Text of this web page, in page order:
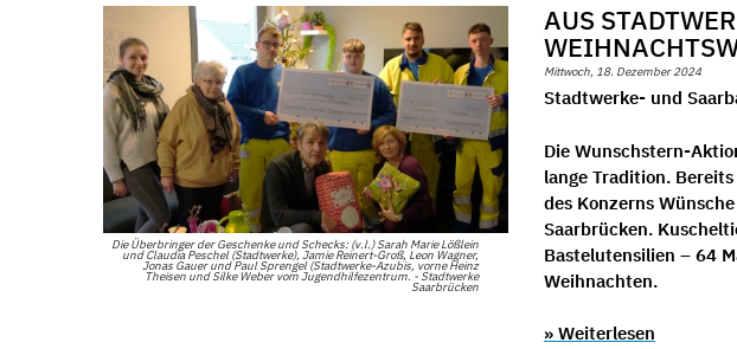
Die Überbringer der Geschenke und Schecks: (v.l.) Sarah Marie Lößlein
und Claudia Peschel (Stadtwerke), Jamie Reinert-Groß, Leon Wagner,
Jonas Gauer und Paul Sprengel (Stadtwerke-Azubis, vorne Heinz
Theisen und Silke Weber vom Jugendhilfezentrum. - Stadtwerke
Saarbrücken
AUS
Mittwoch, 18. Dezember 2024
Stadtwerke- und
Die Wunschstern-
lange Tradition.
des Konzerns
Saarbrücken.
Bastelutensilien – 64
Weihnachten.
» Weiterlesen